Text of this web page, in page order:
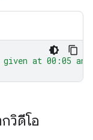
given at 00:05
วิดีโอ